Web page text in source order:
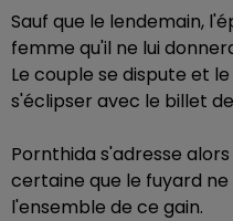
Sauf que le lendemain,
femme qu'il ne lui
Le couple se dispute et
s'éclipser avec le billet
Pornthida s'adresse
certaine que le fuyard
l'ensemble de ce gain.